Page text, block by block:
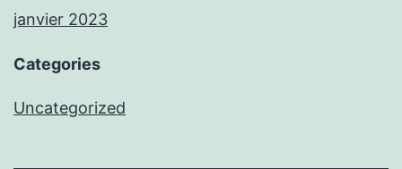
janvier 2023
Categories
Uncategorized